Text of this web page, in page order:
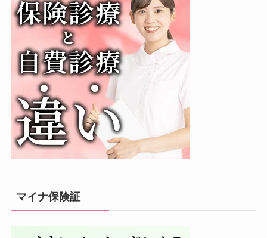
マイナ保険証